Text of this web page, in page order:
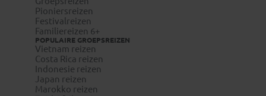
Pioniersreizen
Festivalreizen
Familiereizen 6+
POPULAIRE GROEPSREIZEN
Vietnam reizen
Costa Rica reizen
Indonesie reizen
Japan reizen
Marokko reizen